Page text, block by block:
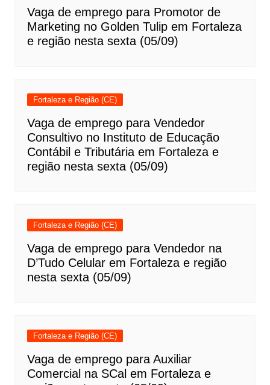
Vaga de emprego para Promotor de
Marketing no Golden Tulip em Fortaleza
e região nesta sexta (05/09)
Fortaleza e Região (CE)
Vaga de emprego para Vendedor
Consultivo no Instituto de Educação
Contábil e Tributária em Fortaleza e
região nesta sexta (05/09)
Fortaleza e Região (CE)
Vaga de emprego para Vendedor na
D’Tudo Celular em Fortaleza e região
nesta sexta (05/09)
Fortaleza e Região (CE)
Vaga de emprego para Auxiliar
Comercial na SCal em Fortaleza e